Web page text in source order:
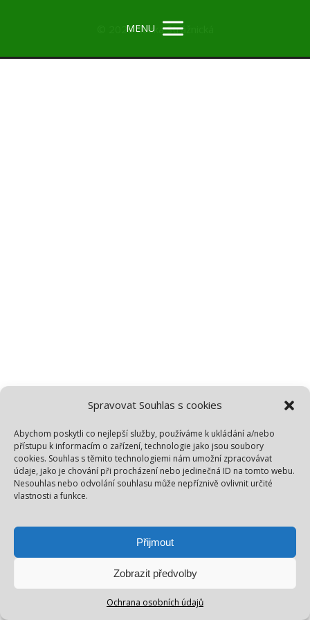
Spravovat Souhlas s cookies
Abychom poskytli co nejlepší služby, používáme k ukládání a/nebo
přístupu k informacím o zařízení, technologie jako jsou soubory
cookies. Souhlas s těmito technologiemi nám umožní zpracovávat
údaje, jako je chování při procházení nebo jedinečná ID na tomto webu.
Nesouhlas nebo odvolání souhlasu může nepříznivě ovlivnit určité
vlastnosti a funkce.
Přijmout
Zobrazit předvolby
Ochrana osobních údajů
MENU
© 2026 Zuzka Strážnická